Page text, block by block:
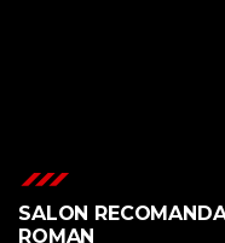
SALON
ROMAN